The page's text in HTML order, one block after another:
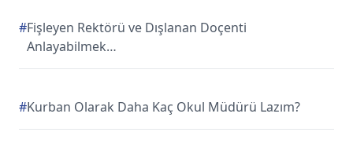
#Fişleyen Rektörü ve Dışlanan Doçenti
Anlayabilmek…
#Kurban Olarak Daha Kaç Okul Müdürü Lazım?